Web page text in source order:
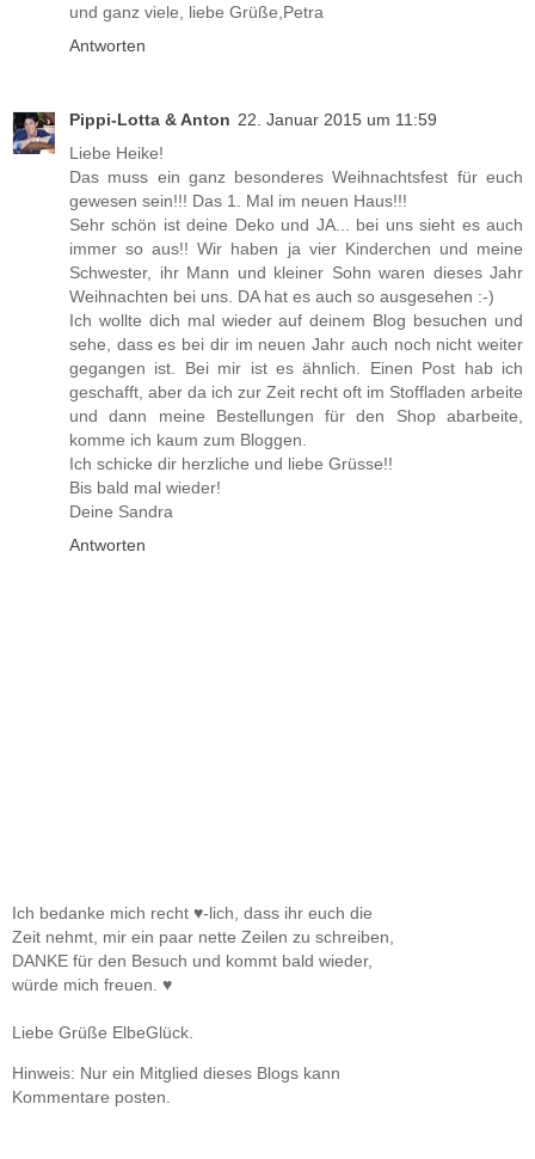
und ganz viele, liebe Grüße,Petra
Antworten
Pippi-Lotta & Anton 22. Januar 2015 um 11:59
Liebe Heike!
Das muss ein ganz besonderes Weihnachtsfest für euch
gewesen sein!!! Das 1. Mal im neuen Haus!!!
Sehr schön ist deine Deko und JA... bei uns sieht es auch
immer so aus!! Wir haben ja vier Kinderchen und meine
Schwester, ihr Mann und kleiner Sohn waren dieses Jahr
Weihnachten bei uns. DA hat es auch so ausgesehen :-)
Ich wollte dich mal wieder auf deinem Blog besuchen und
sehe, dass es bei dir im neuen Jahr auch noch nicht weiter
gegangen ist. Bei mir ist es ähnlich. Einen Post hab ich
geschafft, aber da ich zur Zeit recht oft im Stoffladen arbeite
und dann meine Bestellungen für den Shop abarbeite,
komme ich kaum zum Bloggen.
Ich schicke dir herzliche und liebe Grüsse!!
Bis bald mal wieder!
Deine Sandra
Antworten
Ich bedanke mich recht ♥-lich, dass ihr euch die
Zeit nehmt, mir ein paar nette Zeilen zu schreiben,
DANKE für den Besuch und kommt bald wieder,
würde mich freuen. ♥
Liebe Grüße ElbeGlück.
Hinweis: Nur ein Mitglied dieses Blogs kann
Kommentare posten.